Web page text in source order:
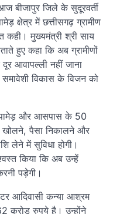
बीजापुर जिले के सुदूरवर्ती
क्षेत्र में छत्तीसगढ़ ग्रामीण
कही। मुख्यमंत्री श्री साय
हुए कहा कि अब ग्रामीणों
आवापल्ली नहीं जाना
विकास के विजन को
पामेड़ और आसपास के 50
खोलने, पैसा निकालने और
लेने में सुविधा होगी।
किया कि अब उन्हें
पड़ेगी।
आदिवासी कन्या आश्रम
करोड़ रुपये है। उन्होंने